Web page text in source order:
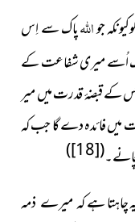
جواللہپاک سے اِس
اُسے میری شفاعت کے
کے قبضۂ قدرت میں میر
فائدہ دے گا جب کہ
(
[18]
)
کہ میرے ذمہ